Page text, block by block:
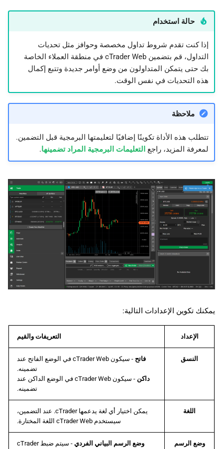
Türkçe
حالة استخدام
إذا كنت تقدم شروط تداول مخصصة وحوافز مثل تحديات
التداول، قم بتضمين cTrader Web في منطقة العملاء الخاصة
بك حتى يتمكن المتداولون من وضع أوامر جديدة وتتبع إكمال
هذه التحديات في نفس الوقت.
ملاحظة
تتطلب هذه الأداة تكوينًا إضافيًا لتعليمتها البرمجية قبل التضمين.
لمعرفة المزيد، راجع التعليمات البرمجية المراد تضمينها.
يمكنك تكوين الإعدادات التالية:
الإعداد التعريفات والقيم
النسق فاتح
- سيكون cTrader Web في الوضع الفاتح عند
تضمينه.
داكن
- سيكون cTrader Web في الوضع الداكن عند
تضمينه.
اللغة
يمكن اختيار أي لغة يدعمها cTrader. عند التضمين،
سيستخدم cTrader Web اللغة المختارة.
وضع الرسم
وضع الرسم البياني الفردي
- سيتم ضبط cTrader